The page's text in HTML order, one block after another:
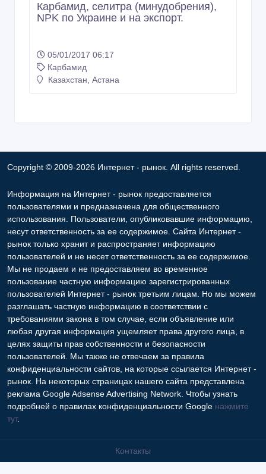
Карбамид, селитра (минудобрения),
NPK по Украине и на экспорт.
05/01/2017 06:17
Карбамид
Казахстан, Астана
Copyright © 2009-2026 Интернет - рынок. All rights reserved.
Информация на Интернет - рынок предоставляется
пользователями и предназначена для общественного
использования. Пользователи, опубликовавшие информацию,
несут ответственность за ее содержимое. Сайта Интернет -
рынок только хранит и распространяет информацию
пользователей и не несет ответственность за ее содержимое.
Мы не продаем и не предоставляем во временное
пользование частную информацию зарегистрированных
пользователей Интернет - рынок третьим лицам. Но мы можем
разглашать частную информацию в соответствии с
требованиями закона в том случае, если объявление или
любая другая информация ущемляет права другого лица, в
целях защиты прав собственности и безопасности
пользователей. Мы также не отвечаем за правила
конфиденциальности сайтов, на которые ссылается Интернет -
рынок. На некоторых страницах нашего сайта представлена
реклама Google Adsense Advertising Network. Чтобы узнать
подробней о правилах конфиденциальности Google нажмите
тут.
Контакты